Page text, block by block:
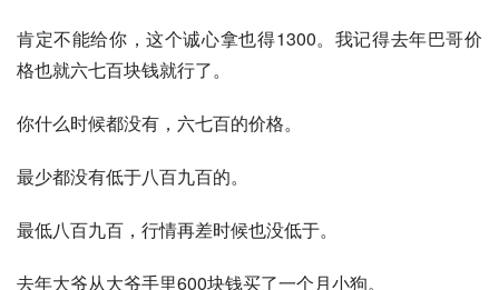
肯定不能给你，这个诚心拿也得1300。我记得去年巴哥价
格也就六七百块钱就行了。
你什么时候都没有，六七百的价格。
最少都没有低于八百九百的。
最低八百九百，行情再差时候也没低于。
去年大爷从大爷手里600块钱买了一个月小狗。